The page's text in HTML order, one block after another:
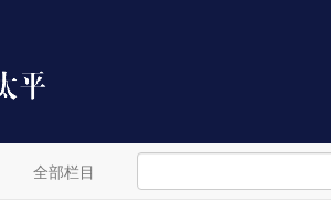
全部栏目